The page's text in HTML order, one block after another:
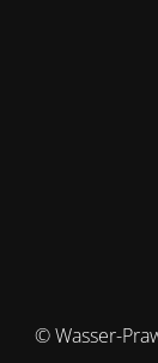
© Wasser-